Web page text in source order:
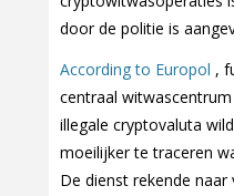
door de politie is
According to Europol ,
centraal
illegale cryptovaluta
moeilijker te traceren
De dienst rekende